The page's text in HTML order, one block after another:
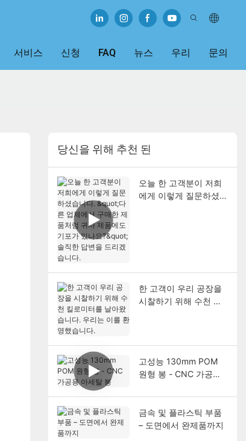
서비스 신청 FAQ 뉴스 우리 문의
당신을 위해 추천 된
오늘 한 고객분이 저희
에게 이렇게 질문하셨습
한 고객이 우리 공장을
시찰하기 위해 수천 킬
고성능 130mm POM
원형 봉 - CNC 가공용
금속 및 플라스틱 부품
– 도면에서 완제품까지